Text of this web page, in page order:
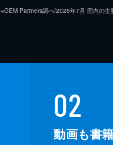
※GEM Partners調べ/2026年7⽉ 国内の主
02
動画も書